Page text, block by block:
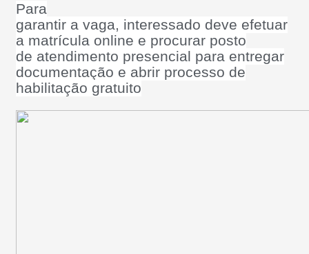
Para
garantir a vaga, interessado deve efetuar
a matrícula online e procurar posto
de atendimento presencial para entregar
documentação e abrir processo de
habilitação gratuito